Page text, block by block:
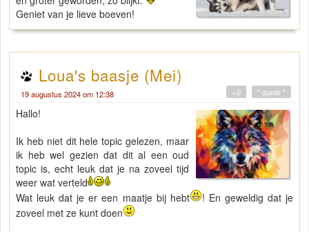
Geniet van je lieve boeven!
Loua's baasje (Mei)
19 augustus 2024 om 12:38 " quote "
+0
Hallo!
Ik heb niet dit hele topic gelezen, maar
ik heb wel gezien dat dit al een oud
topic is, echt leuk dat je na zoveel tijd
weer wat verteld
Wat leuk dat je er een maatje bij hebt
! En geweldig dat je
zoveel met ze kunt doen